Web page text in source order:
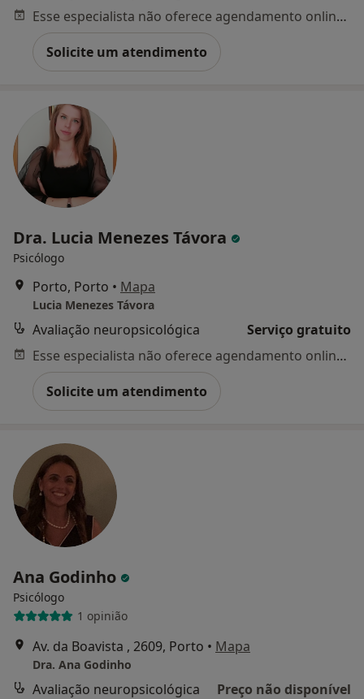
Esse especialista não oferece agendamento online para esse endereço.
Solicite um atendimento
Dra. Lucia Menezes Távora
Psicólogo
Porto, Porto • Mapa
Lucia Menezes Távora
Avaliação neuropsicológica
Serviço gratuito
Esse especialista não oferece agendamento online para esse endereço.
Solicite um atendimento
Ana Godinho
Psicólogo
1 opinião
Av. da Boavista , 2609, Porto • Mapa
Dra. Ana Godinho
Avaliação neuropsicológica
Preço não disponível